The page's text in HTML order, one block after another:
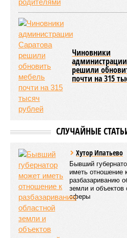
Чиновники
решили
почти на 315
СЛУЧАЙНЫЕ
Хутор Ипатьево
Бывший
иметь отношение
разбазариванию
земли и объектов
сферы